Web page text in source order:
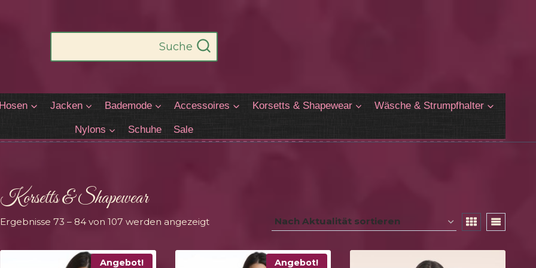
Suche
Hosen Jacken Bademode Accessoires Korsetts & Shapewear Wäsche & Strumpfhalter
Nylons Schuhe Sale
Korsetts & Shapewear
Ergebnisse 73 – 84 von 107 werden angezeigtNach
Angebot! Angebot!